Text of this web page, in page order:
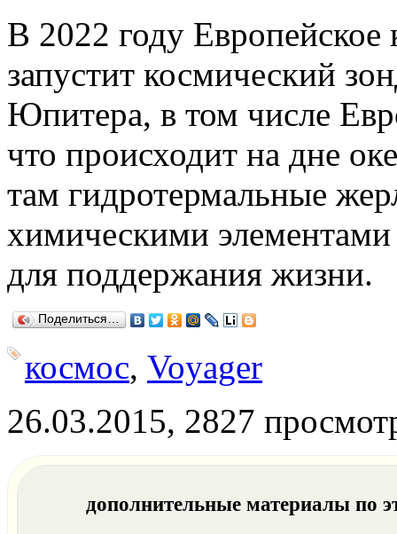
В 2022 году Европейское
запустит космический
Юпитера, в том числе
что происходит на дне
там гидротермальные
химическими
для поддержания жизни.
Поделиться…
космос, Voyager
26.03.2015, 2827
дополнительные материалы по